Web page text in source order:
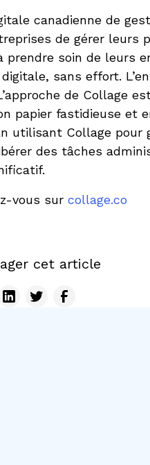
canadienne de
de gérer leurs
prendre soin de leurs
sans effort.
de Collage
papier fastidieuse et
utilisant Collage pour
des tâches
vous sur collage.co
cet article